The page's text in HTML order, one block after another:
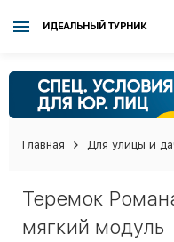
ИДЕАЛЬНЫЙ ТУРНИК
Главная Для улицы и
Теремок
мягкий модуль